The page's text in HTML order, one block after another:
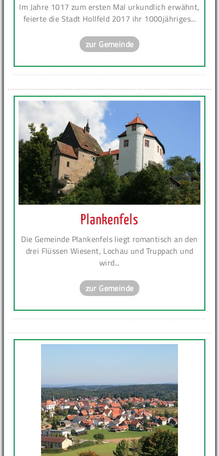
Im Jahre 1017 zum ersten Mal urkundlich erwähnt,
feierte die Stadt Hollfeld 2017 ihr 1000jähriges...
zur Gemeinde
Plankenfels
Die Gemeinde Plankenfels liegt romantisch an den
drei Flüssen Wiesent, Lochau und Truppach und
wird...
zur Gemeinde